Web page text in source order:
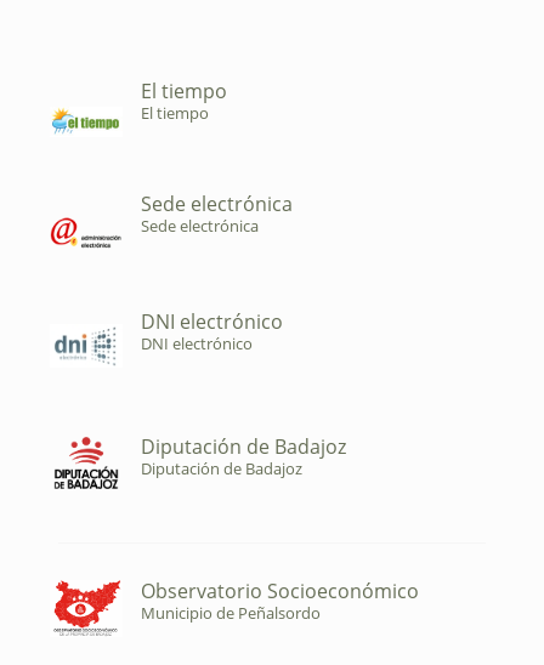
El tiempo
El tiempo
Sede electrónica
Sede electrónica
DNI electrónico
DNI electrónico
Diputación de Badajoz
Diputación de Badajoz
Observatorio Socioeconómico
Municipio de Peñalsordo